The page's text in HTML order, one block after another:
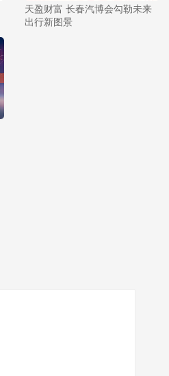
天盈财富 长春汽博会勾勒未来
出行新图景